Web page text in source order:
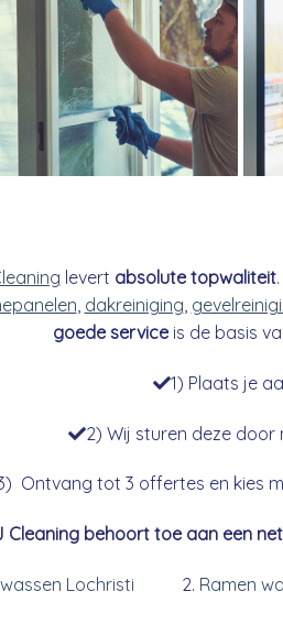
levert absolute topwaliteit
dakreiniging
goede serviceis de basis
1) Plaats je
2) Wij sturen deze door
Ontvang tot 3 offertes en kies
Cleaning behoort toe aan een
Lochristi Ramen